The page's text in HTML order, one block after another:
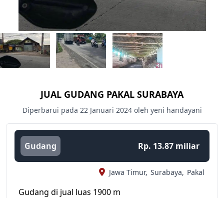
JUAL GUDANG PAKAL SURABAYA
Diperbarui pada 22 Januari 2024 oleh yeni handayani
Gudang Rp. 13.87 miliar
Jawa Timur, Surabaya, Pakal
Gudang di jual luas 1900 m